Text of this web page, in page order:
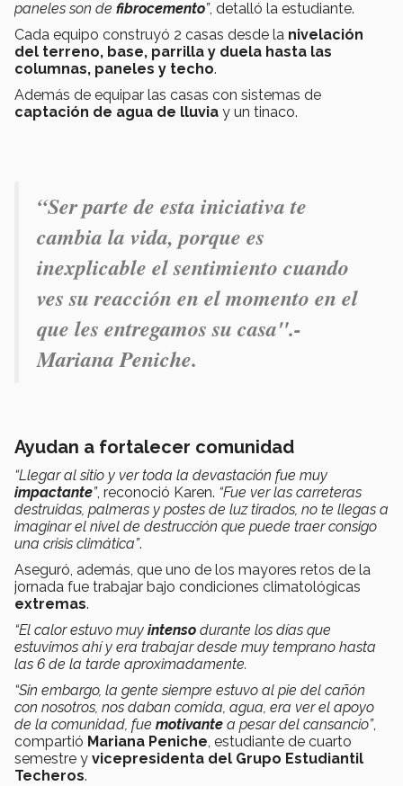
paneles son de fibrocemento”, detalló la estudiante.
Cada equipo construyó 2 casas desde la nivelación
del terreno, base, parrilla y duela hasta las
columnas, paneles y techo.
Además de equipar las casas con sistemas de
captación de agua de lluvia y un tinaco.
“Ser parte de esta iniciativa te
cambia la vida, porque es
inexplicable el sentimiento cuando
ves su reacción en el momento en el
que les entregamos su casa".-
Mariana Peniche.
Ayudan a fortalecer comunidad
“Llegar al sitio y ver toda la devastación fue muy
impactante”, reconoció Karen. “Fue ver las carreteras
destruidas, palmeras y postes de luz tirados, no te llegas a
imaginar el nivel de destrucción que puede traer consigo
una crisis climática”.
Aseguró, además, que uno de los mayores retos de la
jornada fue trabajar bajo condiciones climatológicas
extremas.
“El calor estuvo muy intenso durante los días que
estuvimos ahí y era trabajar desde muy temprano hasta
las 6 de la tarde aproximadamente.
“Sin embargo, la gente siempre estuvo al pie del cañón
con nosotros, nos daban comida, agua, era ver el apoyo
de la comunidad, fue motivante a pesar del cansancio”,
compartió Mariana Peniche, estudiante de cuarto
semestre y vicepresidenta del Grupo Estudiantil
Techeros.